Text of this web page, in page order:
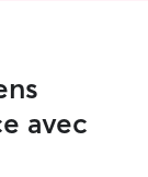
avec